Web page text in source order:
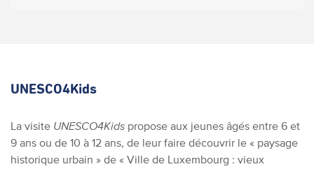
UNESCO4Kids
La visite UNESCO4Kids propose aux jeunes âgés entre 6 et
9 ans ou de 10 à 12 ans, de leur faire découvrir le « paysage
historique urbain » de « Ville de Luxembourg : vieux